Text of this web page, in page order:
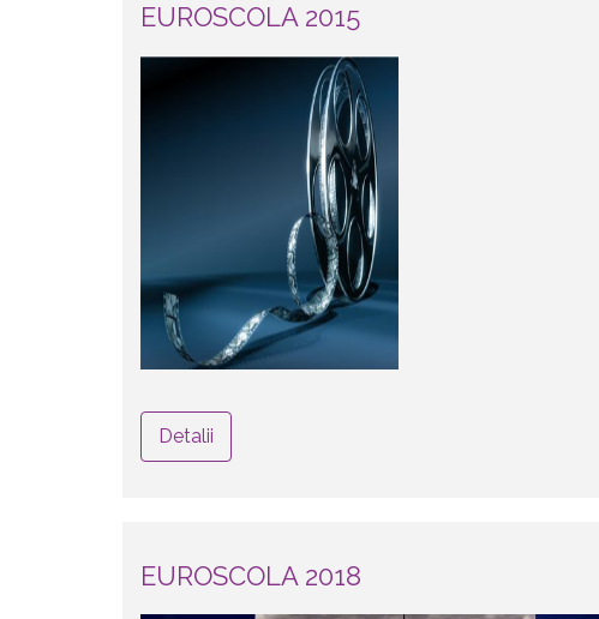
EUROSCOLA 2015
Detalii
EUROSCOLA 2018